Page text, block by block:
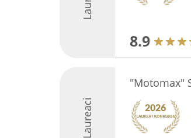
8.9
Laureaci
"Motomax"